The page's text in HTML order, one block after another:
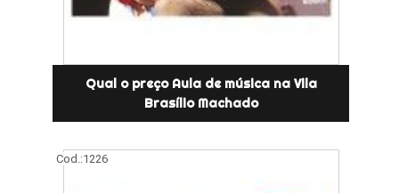
Qual o preço Aula de música na Vila
Brasílio Machado
Cod.:1226